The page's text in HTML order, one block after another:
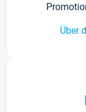
Über